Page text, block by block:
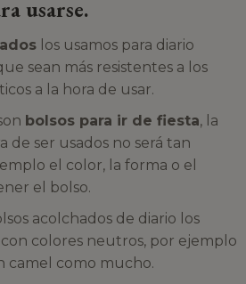
usarse.
los usamos para diario
sean más resistentes a los
a la hora de usar.
bolsos para ir de fiesta, la
de ser usados no será tan
el color, la forma o el
el bolso.
acolchados de diario los
colores neutros, por ejemplo
camel como mucho.